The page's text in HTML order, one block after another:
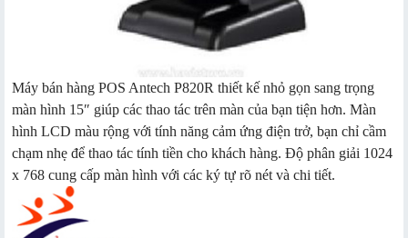
Máy bán hàng POS Antech P820R thiết kế nhỏ gọn sang trọng
màn hình 15″ giúp các thao tác trên màn của bạn tiện hơn. Màn
hình LCD màu rộng với tính năng cảm ứng điện trở, bạn chỉ cầm
chạm nhẹ để thao tác tính tiền cho khách hàng. Độ phân giải 1024
x 768 cung cấp màn hình với các ký tự rõ nét và chi tiết.